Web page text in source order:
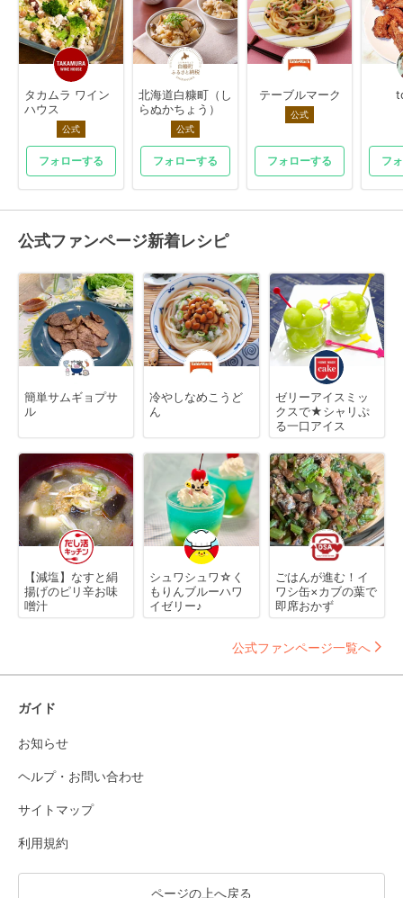
タカムラ ワイン
ハウス
公式
フォローする
北海道白糠町（し
らぬかちょう）
公式
フォローする
テーブルマーク
公式
フォローする フ
公式ファンページ新着レシピ
簡単サムギョプサ
ル
冷やしなめこうど
ん
ゼリーアイスミッ
クスで★シャリぷ
る一口アイス
【減塩】なすと絹
揚げのピリ辛お味
噌汁
シュワシュワ☆く
もりんブルーハワ
イゼリー♪
ごはんが進む！イ
ワシ缶×カブの葉で
即席おかず
公式ファンページ一覧へ
ガイド
お知らせ
ヘルプ・お問い合わせ
サイトマップ
利用規約
ページの上へ戻る